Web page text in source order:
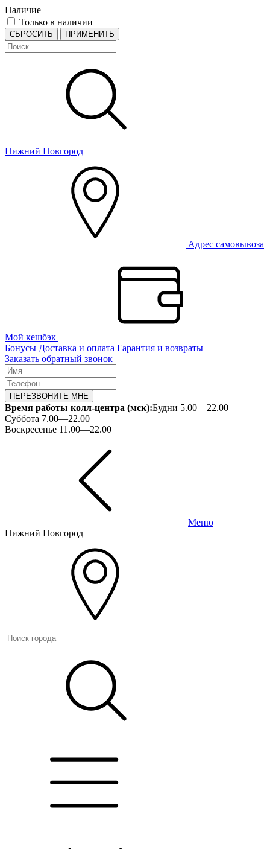
Наличие
Только в наличии
СБРОСИТЬ ПРИМЕНИТЬ
Нижний Новгород
Адрес самовывоза
Мой кешбэк
Бонусы Доставка и оплата Гарантия и возвраты
Заказать обратный звонок
ПЕРЕЗВОНИТЕ МНЕ
Время работы колл-центра (мск):Будни 5.00—22.00
Суббота 7.00—22.00
Воскресенье 11.00—22.00
Меню
Нижний Новгород